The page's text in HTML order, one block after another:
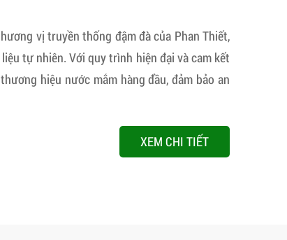
vị truyền thống đậm đà của Phan Thiết,
tự nhiên. Với quy trình hiện đại và cam kết
hiệu nước mắm hàng đầu, đảm bảo an
XEM CHI TIẾT